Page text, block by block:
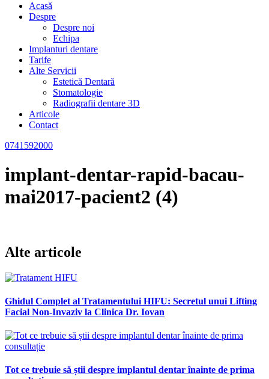
Acasă
Despre
Despre noi
Echipa
Implanturi dentare
Tarife
Alte Servicii
Estetică Dentară
Stomatologie
Radiografii dentare 3D
Articole
Contact
0741592000
implant-dentar-rapid-bacau-
mai2017-pacient2 (4)
Alte articole
Ghidul Complet al Tratamentului HIFU: Secretul unui Lifting
Facial Non-Invaziv la Clinica Dr. Iovan
Tot ce trebuie să știi despre implantul dentar înainte de prima